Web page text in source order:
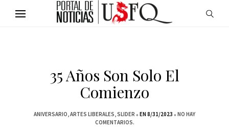
35 Años Son Solo El
Comienzo
ANIVERSARIO ARTES LIBERALES SLIDER EN 8/31/2023
NO HAY
COMENTARIOS.